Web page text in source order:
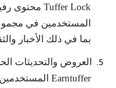
Tuffer Lockمحتوى
المستخدمين في
بما في ذلك الأخبار
5.
العروض والتحديثات
Earntuffer